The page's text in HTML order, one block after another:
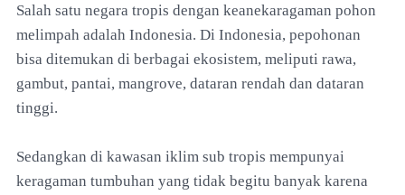
Salah satu negara tropis dengan keanekaragaman pohon
melimpah adalah Indonesia. Di Indonesia, pepohonan
bisa ditemukan di berbagai ekosistem, meliputi rawa,
gambut, pantai, mangrove, dataran rendah dan dataran
tinggi.
Sedangkan di kawasan iklim sub tropis mempunyai
keragaman tumbuhan yang tidak begitu banyak karena